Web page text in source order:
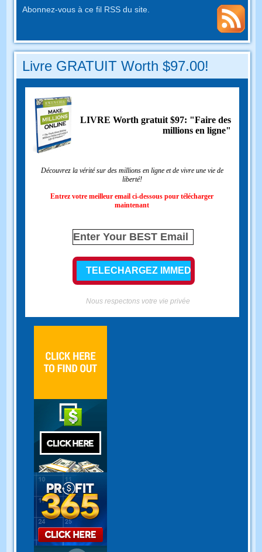
Abonnez-vous à ce fil RSS du site.
Livre GRATUIT Worth $97.00!
LIVRE Worth gratuit $97: "Faire des
millions en ligne"
Découvrez la vérité sur des millions en ligne et de vivre une vie de
liberté!
Entrez votre meilleur email ci-dessous pour télécharger
maintenant
Nous respectons votre vie privée